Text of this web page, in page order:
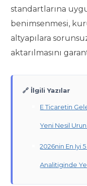
standartlarına
benimsenmesi,
altyapılara
aktarılmasını
🔗 İlgili Yazılar
E Ticaretin
Yeni Nesil
2026nin En Iyi
Analitiginde